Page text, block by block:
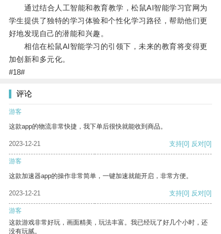
通过结合人工智能和教育教学，松鼠AI智能学习官网为
学生提供了独特的学习体验和个性化学习路径，帮助他们更
好地发现自己的潜能和兴趣。
相信在松鼠AI智能学习的引领下，未来的教育将变得更
加创新和多元化。
#18#
评论
游客
这款app的物流非常快捷，我下单后很快就能收到商品。
2023-12-21 支持[0] 反对[0]
游客
这款加速器app的操作非常简单，一键加速就能开启，非常方便。
2023-12-21 支持[0] 反对[0]
游客
这款游戏非常好玩，画面精美，玩法丰富。我已经玩了好几个小时，还
没有玩腻。